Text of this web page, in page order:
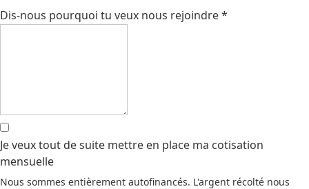
Dis-nous pourquoi tu veux nous rejoindre*
Je veux tout de suite mettre en place ma cotisation
mensuelle
Nous sommes entièrement autofinancés. L'argent récolté nous